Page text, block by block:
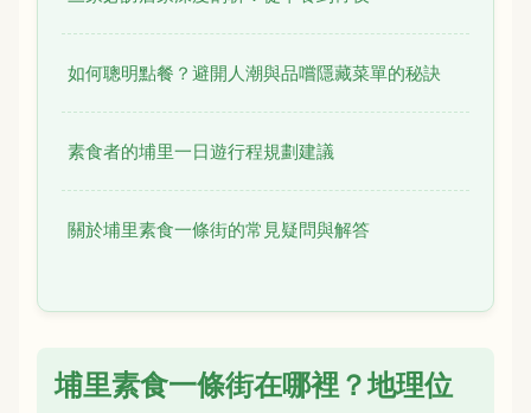
如何聰明點餐？避開人潮與品嚐隱藏菜單的秘訣
素食者的埔里一日遊行程規劃建議
關於埔里素食一條街的常見疑問與解答
埔里素食一條街在哪裡？地理位